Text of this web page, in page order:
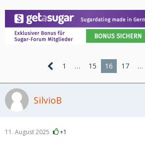
1 … 15 16 17 …
SilvioB
11. August 2025 +1